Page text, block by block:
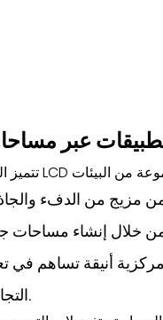
عبر
أنيقة تساهم في
التجارية والراحة.